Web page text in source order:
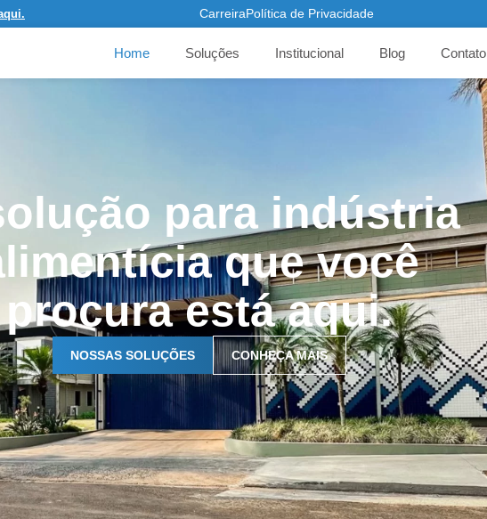
CarreiraPolítica de Privacidade
Home Soluções Institucional Blog Contato
para indústria
que você
procura está aqui.
NOSSAS SOLUÇÕES CONHEÇA MAIS